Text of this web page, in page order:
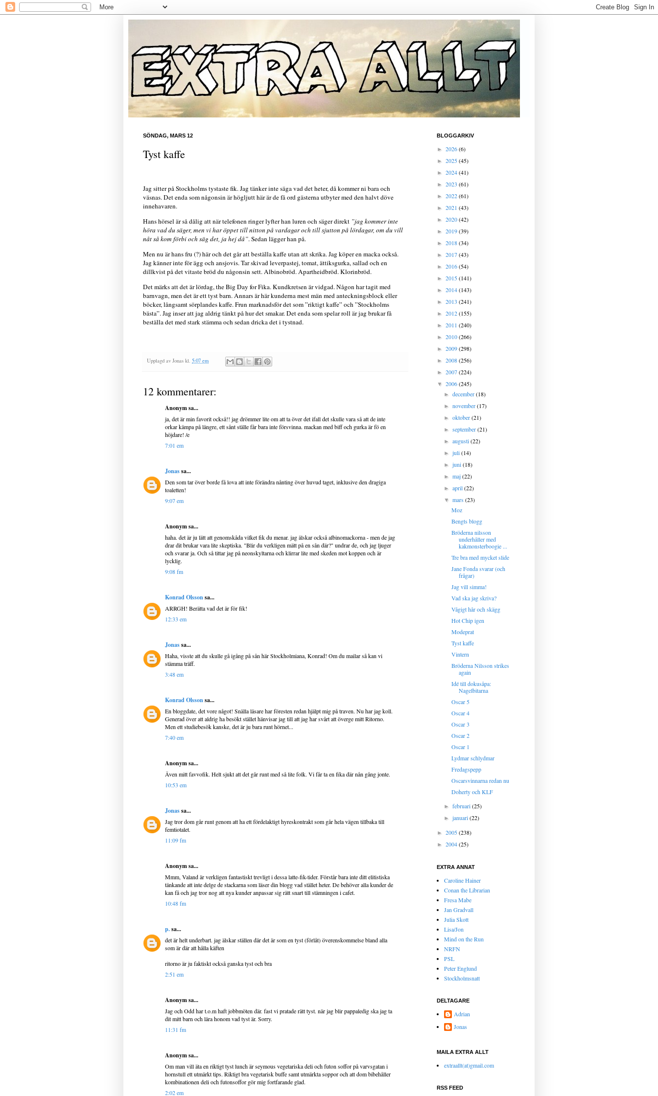
SÖNDAG, MARS 12
Tyst kaffe
Jag sitter på Stockholms tystaste fik. Jag tänker inte säga vad det heter, då kommer ni bara och
väsnas. Det enda som någonsin är högljutt här är de få ord gästerna utbyter med den halvt döve
innehavaren.
Hans hörsel är så dålig att när telefonen ringer lyfter han luren och säger direkt ”jag kommer inte
höra vad du säger, men vi har öppet till nitton på vardagar och till sjutton på lördagar, om du vill
nåt så kom förbi och säg det, ja hej då”. Sedan lägger han på.
Men nu är hans fru (?) här och det går att beställa kaffe utan att skrika. Jag köper en macka också.
Jag känner inte för ägg och ansjovis. Tar skivad leverpastej, tomat, ättiksgurka, sallad och en
dillkvist på det vitaste bröd du någonsin sett. Albinobröd. Apartheidbröd. Klorinbröd.
Det märks att det är lördag, the Big Day for Fika. Kundkretsen är vidgad. Någon har tagit med
barnvagn, men det är ett tyst barn. Annars är här kunderna mest män med anteckningsblock eller
böcker, långsamt sörplandes kaffe. Frun marknadsför det som ”riktigt kaffe” och ”Stockholms
bästa”. Jag inser att jag aldrig tänkt på hur det smakar. Det enda som spelar roll är jag brukar få
beställa det med stark stämma och sedan dricka det i tystnad.
Upplagd av Jonas kl. 5:07 em
12 kommentarer:
Anonym sa...
ja, det är min favorit också!! jag drömmer lite om att ta över det ifall det skulle vara så att de inte
orkar kämpa på längre, ett sånt ställe får bara inte försvinna. mackan med biff och gurka är fö en
höjdare! /e
7:01 em
Jonassa...
Den som tar över borde få lova att inte förändra nånting över huvud taget, inklusive den dragiga
toaletten!
9:07 em
Anonym sa...
haha. det är ju lätt att genomskåda vilket fik du menar. jag älskar också albinomackorna - men de jag
drar dit brukar vara lite skeptiska. "Blir du verkligen mätt på en sån där?" undrar de, och jag ljuger
och svarar ja. Och så tittar jag på neonskyltarna och klirrar lite med skeden mot koppen och är
lycklig.
9:08 fm
Konrad Olssonsa...
ARRGH! Berätta vad det är för fik!
12:33 em
Jonassa...
Haha, visste att du skulle gå igång på sån här Stockholmiana, Konrad! Om du mailar så kan vi
stämma träff.
3:48 em
Konrad Olssonsa...
En bloggdate, det vore något! Snälla läsare har föresten redan hjälpt mig på traven. Nu har jag koll.
Generad över att aldrig ha besökt stället hänvisar jag till att jag har svårt att överge mitt Ritorno.
Men ett studiebesök kanske, det är ju bara runt hörnet...
7:40 em
Anonym sa...
Även mitt favvofik. Helt sjukt att det går runt med så lite folk. Vi får ta en fika där nån gång jonte.
10:53 em
Jonassa...
Jag tror dom går runt genom att ha ett fördelaktigt hyreskontrakt som går hela vägen tillbaka till
femtiotalet.
11:09 fm
Anonym sa...
Mmm, Valand är verkligen fantastiskt trevligt i dessa latte-fik-tider. Förstår bara inte ditt elitistiska
tänkande att inte delge de stackarna som läser din blogg vad stället heter. De behöver alla kunder de
kan få och jag tror nog att nya kunder anpassar sig rätt snart till stämningen i cafet.
10:48 fm
p.sa...
det är helt underbart. jag älskar ställen där det är som en tyst (förlåt) överenskommelse bland alla
som är där att hålla käften
ritorno är ju faktiskt också ganska tyst och bra
2:51 em
Anonym sa...
Jag och Odd har t.o.m haft jobbmöten där. fast vi pratade rätt tyst. när jag blir pappaledig ska jag ta
dit mitt barn och lära honom vad tyst är. Sorry.
11:31 fm
Anonym sa...
Om man vill äta en riktigt tyst lunch är seymous vegetariska deli och futon soffor på varvsgatan i
hornstull ett utmärkt tips. Riktigt bra vegetarisk buffe samt utmärkta soppor och att dom bibehåller
kombinationen deli och futonsoffor gör mig fortfarande glad.
2:02 em
BLOGGARKIV
► 2026(6)
► 2025(45)
► 2024(41)
► 2023 (61)
► 2022(61)
► 2021 (43)
► 2020(42)
► 2019(39)
► 2018(34)
► 2017(43)
► 2016(54)
► 2015(141)
► 2014(143)
► 2013 (241)
► 2012(155)
► 2011 (240)
► 2010(266)
► 2009(298)
► 2008(256)
► 2007(224)
▼ 2006(245)
►december(18)
►november(17)
►oktober(21)
►september(21)
►augusti(22)
►juli(14)
►juni(18)
►maj(22)
►april(22)
▼mars(23)
Moz
Bengts blogg
Bröderna nilsson
underhåller med
kakmonsterboogie ...
Tre bra med mycket slide
Jane Fonda svarar (och
frågar)
Jag vill simma!
Vad ska jag skriva?
Vågigt hår och skägg
Hot Chip igen
Modeprat
Tyst kaffe
Vintern
Bröderna Nilsson strikes
again
Idé till dokusåpa:
Nagelbitarna
Oscar 5
Oscar 4
Oscar 3
Oscar 2
Oscar 1
Lydmar schlydmar
Fredagspepp
Oscarsvinnarna redan nu
Doherty och KLF
►februari(25)
►januari(22)
► 2005(238)
► 2004(25)
EXTRA ANNAT
Caroline Hainer
Conan the Librarian
Fresa Mabe
Jan Gradvall
Julia Skott
Lisa/Jon
Mind on the Run
NRFN
PSL
Peter Englund
Stockholmsnatt
DELTAGARE
Adrian
Jonas
MAILA EXTRA ALLT
extraallt(at)gmail.com
RSS FEED